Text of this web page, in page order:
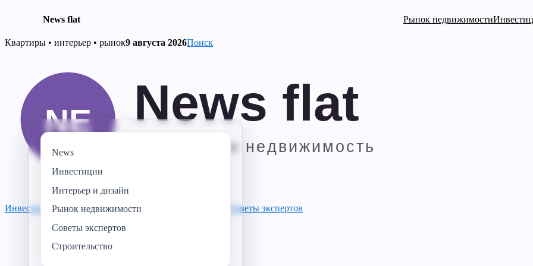
News flat Рынок недвижимости
Skip
Квартиры • интерьер • рынок9 августа 2026Поиск
ИнвестицииСтроительствоРынок недвижимости Советы экспертов
News
Инвестиции
Интерьер и дизайн
Рынок недвижимости
Советы экспертов
Строительство